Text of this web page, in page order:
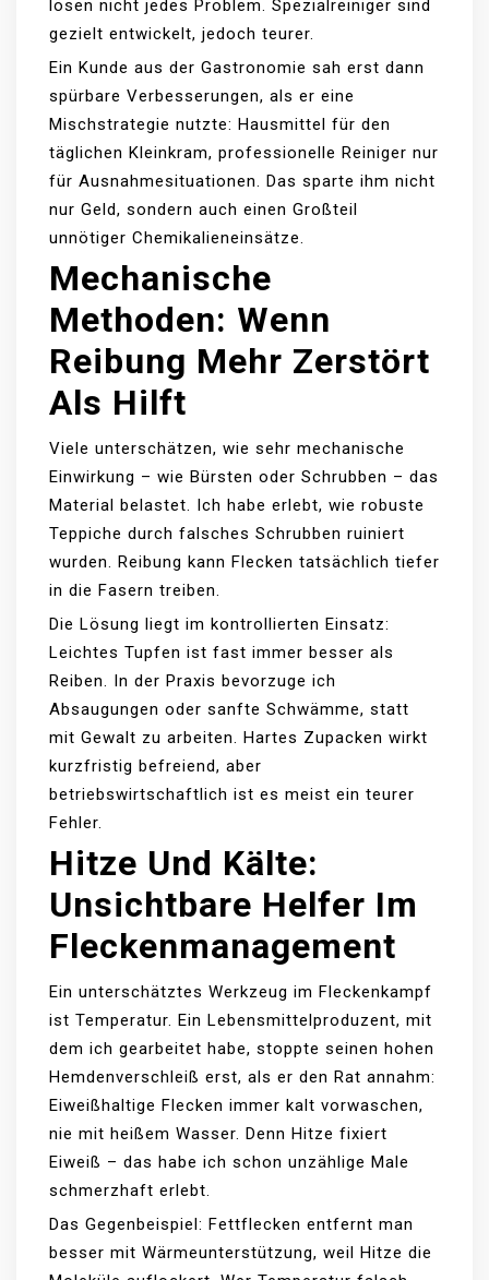
lösen nicht jedes Problem. Spezialreiniger sind
gezielt entwickelt, jedoch teurer.
Ein Kunde aus der Gastronomie sah erst dann
spürbare Verbesserungen, als er eine
Mischstrategie nutzte: Hausmittel für den
täglichen Kleinkram, professionelle Reiniger nur
für Ausnahmesituationen. Das sparte ihm nicht
nur Geld, sondern auch einen Großteil
unnötiger Chemikalieneinsätze.
Mechanische
Methoden: Wenn
Reibung Mehr Zerstört
Als Hilft
Viele unterschätzen, wie sehr mechanische
Einwirkung – wie Bürsten oder Schrubben – das
Material belastet. Ich habe erlebt, wie robuste
Teppiche durch falsches Schrubben ruiniert
wurden. Reibung kann Flecken tatsächlich tiefer
in die Fasern treiben.
Die Lösung liegt im kontrollierten Einsatz:
Leichtes Tupfen ist fast immer besser als
Reiben. In der Praxis bevorzuge ich
Absaugungen oder sanfte Schwämme, statt
mit Gewalt zu arbeiten. Hartes Zupacken wirkt
kurzfristig befreiend, aber
betriebswirtschaftlich ist es meist ein teurer
Fehler.
Hitze Und Kälte:
Unsichtbare Helfer Im
Fleckenmanagement
Ein unterschätztes Werkzeug im Fleckenkampf
ist Temperatur. Ein Lebensmittelproduzent, mit
dem ich gearbeitet habe, stoppte seinen hohen
Hemdenverschleiß erst, als er den Rat annahm:
Eiweißhaltige Flecken immer kalt vorwaschen,
nie mit heißem Wasser. Denn Hitze fixiert
Eiweiß – das habe ich schon unzählige Male
schmerzhaft erlebt.
Das Gegenbeispiel: Fettflecken entfernt man
besser mit Wärmeunterstützung, weil Hitze die